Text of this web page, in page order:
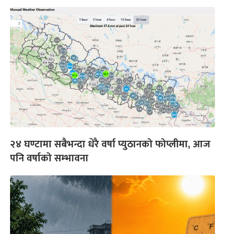
२४ घण्टामा सबैभन्दा धेरै वर्षा प्युठानको फोप्लीमा, आज
पनि वर्षाको सम्भावना